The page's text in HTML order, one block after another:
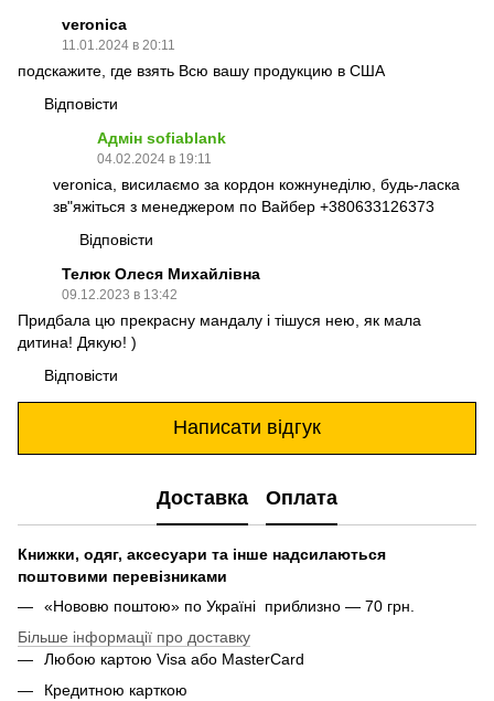
veronica
11.01.2024 в 20:11
подскажите, где взять Всю вашу продукцию в США
Відповісти
Адмін sofiablank
04.02.2024 в 19:11
veronica, висилаємо за кордон кожнунеділю, будь-ласка
зв"яжіться з менеджером по Вайбер +380633126373
Відповісти
Телюк Олеся Михайлівна
09.12.2023 в 13:42
Придбала цю прекрасну мандалу і тішуся нею, як мала
дитина! Дякую! )
Відповісти
Написати відгук
Доставка Оплата
Книжки, одяг, аксесуари та інше надсилаються
поштовими перевізниками
«Нововю поштою» по Україні приблизно — 70 грн.
Більше інформації про доставку
Любою картою Visa або MasterCard
Кредитною карткою